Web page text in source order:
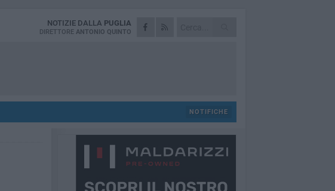
NOTIZIE DALLA PUGLIA
DIRETTORE ANTONIO QUINTO
NOTIFICHE